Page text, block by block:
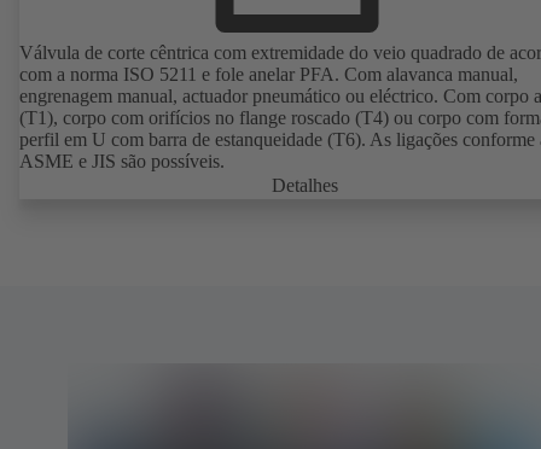
Válvula de corte cêntrica com extremidade do veio quadrado de
com a norma ISO 5211 e fole anelar PFA. Com alavanca manual,
engrenagem manual, actuador pneumático ou eléctrico. Com corpo
(T1), corpo com orifícios no flange roscado (T4) ou corpo com
perfil em U com barra de estanqueidade (T6). As ligações conforme
ASME e JIS são possíveis.
Detalhes